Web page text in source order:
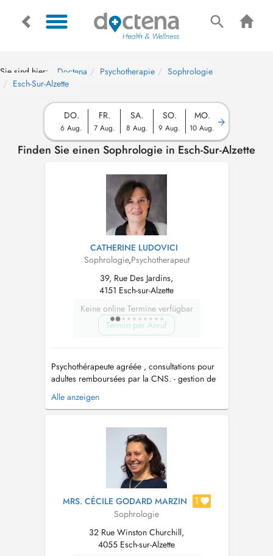
Sie sind hier: Doctena Psychotherapie
Sophrologie
Esch-Sur-Alzette
DO.
6 Aug.
FR.
7 Aug.
SA.
8 Aug.
SO.
9 Aug.
MO.
10 Aug.
Finden Sie einen Sophrologie in Esch-Sur-Alzette
CATHERINE LUDOVICI
Sophrologie,Psychotherapeut
39, Rue Des Jardins,
4151 Esch-sur-Alzette
Keine online Termine verfügbar
Termin per Anruf
Psychothérapeute agréée , consultations pour
adultes remboursées par la CNS. - gestion de
stress, burnout - troubles dépressifs - troubles
anxieux , phobies - accompagement lors de
relationnels - estime de soi - besoin d'évolution
Alle anzeigen
MRS. CÉCILE GODARD MARZIN 1
Sophrologie
32 Rue Winston Churchill,
4055 Esch-sur-Alzette